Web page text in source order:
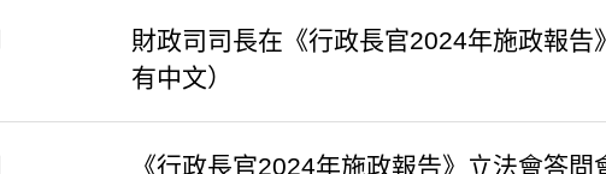
財政司司長在《行政長官2024年施政報
有中文）
《行政長官2024年施政報告》立法會答問